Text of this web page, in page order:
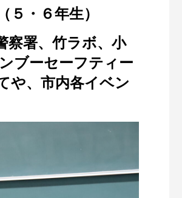
・６年生）
察署、竹ラボ、小
ブーセーフティー
や、市内各イベン